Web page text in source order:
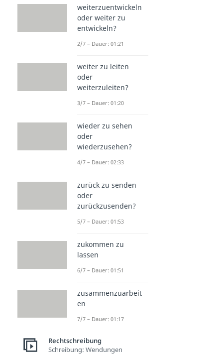
weiterzuentwickeln
oder weiter zu
entwickeln?
2/7 – Dauer: 01:21
weiter zu leiten
oder
weiterzuleiten?
3/7 – Dauer: 01:20
wieder zu sehen
oder
wiederzusehen?
4/7 – Dauer: 02:33
zurück zu senden
oder
zurückzusenden?
5/7 – Dauer: 01:53
zukommen zu
lassen
6/7 – Dauer: 01:51
zusammenzuarbeit
en
7/7 – Dauer: 01:17
Rechtschreibung
Schreibung: Wendungen